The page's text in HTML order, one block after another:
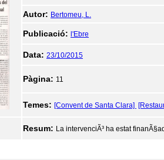
Autor: Bertomeu, L.
Publicació: l'Ebre
Data: 23/10/2015
Pàgina: 11
Temes: [Convent de Santa Clara]
Resum: La intervenciÃ³ ha estat